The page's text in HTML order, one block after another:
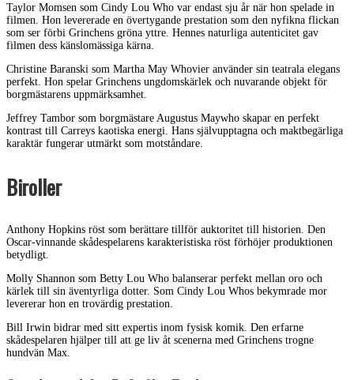
Taylor Momsen som Cindy Lou Who var endast sju år när hon spelade in
filmen. Hon levererade en övertygande prestation som den nyfikna flickan
som ser förbi Grinchens gröna yttre. Hennes naturliga autenticitet gav
filmen dess känslomässiga kärna.
Christine Baranski som Martha May Whovier använder sin teatrala elegans
perfekt. Hon spelar Grinchens ungdomskärlek och nuvarande objekt för
borgmästarens uppmärksamhet.
Jeffrey Tambor som borgmästare Augustus Maywho skapar en perfekt
kontrast till Carreys kaotiska energi. Hans självupptagna och maktbegärliga
karaktär fungerar utmärkt som motståndare.
Biroller
Anthony Hopkins röst som berättare tillför auktoritet till historien. Den
Oscar-vinnande skådespelarens karakteristiska röst förhöjer produktionen
betydligt.
Molly Shannon som Betty Lou Who balanserar perfekt mellan oro och
kärlek till sin äventyrliga dotter. Som Cindy Lou Whos bekymrade mor
levererar hon en trovärdig prestation.
Bill Irwin bidrar med sitt expertis inom fysisk komik. Den erfarne
skådespelaren hjälper till att ge liv åt scenerna med Grinchens trogne
hundvän Max.